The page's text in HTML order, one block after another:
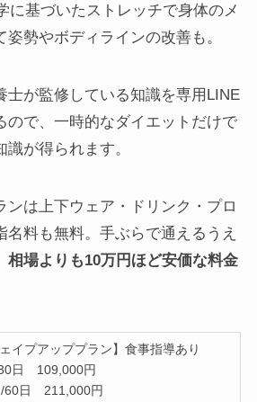
に基づいたストレッチで身体のメ
勢やボディラインの改善も。
士が監修している知識を専用LINE
ので、一時的なダイエットだけで
が得られます。
ンは上下ウェア・ドリンク・プロ
名料も無料。手ぶらで通えるうえ
相場よりも10万円ほど安価な料金
ェイプアッププラン】食事指導あり
日 109,000円
/60日 211,000円